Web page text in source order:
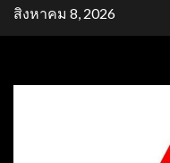
Skipสิงหาคม 8, 2026